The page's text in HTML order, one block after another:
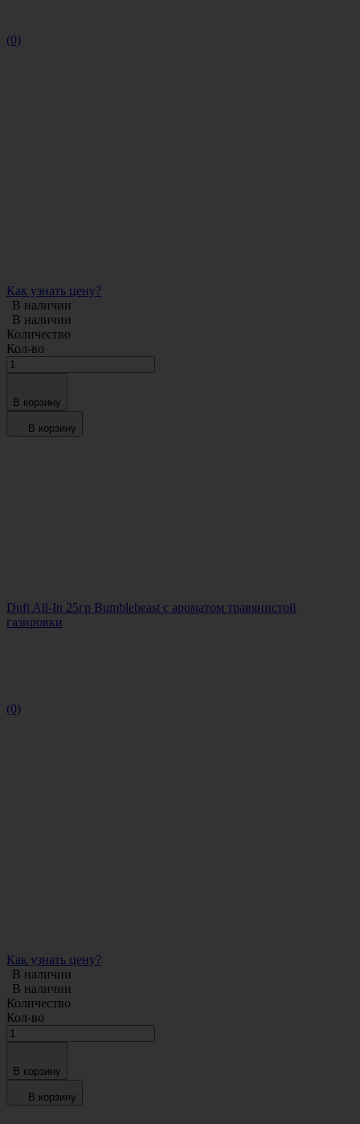
(0)
Как узнать цену?
В наличии
В наличии
Количество
Кол-во
В корзину
В корзину
Duft All-In 25гр Bumblebeast с ароматом травянистой
газировки
(0)
Как узнать цену?
В наличии
В наличии
Количество
Кол-во
В корзину
В корзину